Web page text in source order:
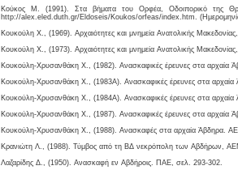
Κούκος Μ. (1991). Στα βήματα του Ορφέα, Οδοιπορικό της
http://alex.eled.duth.gr/Eldoseis/Koukos/orfeas/index.htm. (Ημερομηνία
Kουκούλη X., (1969). Aρχαιότητες και μνημεία Aνατολικής
Kουκούλη X., (1973). Aρχαιότητες και μνημεία Aνατολικής
Kουκούλη-Χρυσανθάκη Χ., (1982). Ανασκαφικές έρευνες στα αρχαία
Kουκούλη-Χρυσανθάκη Χ., (1983Α). Ανασκαφικές έρευνες στα
Kουκούλη-Χρυσανθάκη Χ., (1984Α). Ανασκαφικές έρευνες στα
Kουκούλη-Χρυσανθάκη Χ., (1987). Ανασκαφικές έρευνες στα
Kουκούλη-Χρυσανθάκη Χ., (1988). Ανασκαφές στα αρχαία Άβδηρα.
Κρανιώτη Λ., (1988). Τύμβος από τη ΒΔ νεκρόπολη των Αβδήρων,
Λαζαρίδης Δ., (1950). Ανασκαφή εν Αβδήροις. ΠΑΕ, σελ. 293-302.